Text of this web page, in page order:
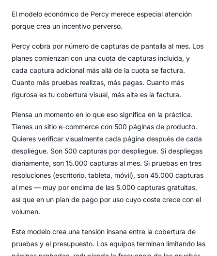
El modelo económico de Percy merece especial atención
porque crea un incentivo perverso.
Percy cobra por número de capturas de pantalla al mes. Los
planes comienzan con una cuota de capturas incluida, y
cada captura adicional más allá de la cuota se factura.
Cuanto más pruebas realizas, más pagas. Cuanto más
rigurosa es tu cobertura visual, más alta es la factura.
Piensa un momento en lo que eso significa en la práctica.
Tienes un sitio e-commerce con 500 páginas de producto.
Quieres verificar visualmente cada página después de cada
despliegue. Son 500 capturas por despliegue. Si despliegas
diariamente, son 15.000 capturas al mes. Si pruebas en tres
resoluciones (escritorio, tableta, móvil), son 45.000 capturas
al mes — muy por encima de las 5.000 capturas gratuitas,
así que en un plan de pago por uso cuyo coste crece con el
volumen.
Este modelo crea una tensión insana entre la cobertura de
pruebas y el presupuesto. Los equipos terminan limitando las